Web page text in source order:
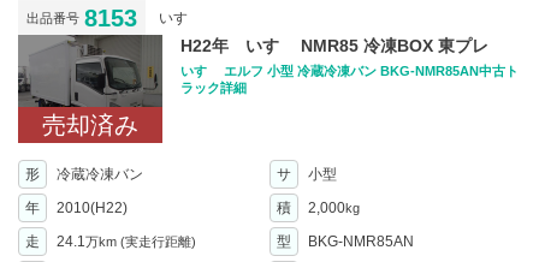
出品番号 8153 いすゞ
売却済み
H22年 いすゞ NMR85 冷凍BOX 東プレ
いすゞ エルフ 小型 冷蔵冷凍バン BKG-NMR85AN中古ト
ラック詳細
形 冷蔵冷凍バン サ
小型
年
2010(H22) 積 2,000kg
走 24.1万km (実走行距離) 型
BKG-NMR85AN